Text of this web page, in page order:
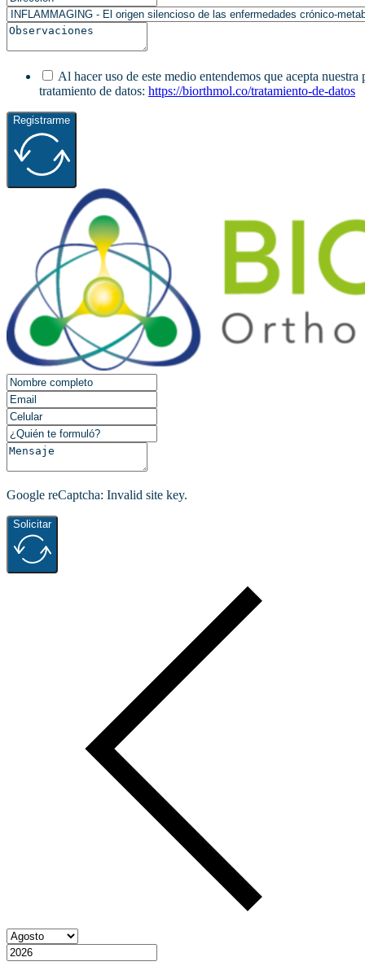
Al hacer uso de este medio entendemos que acepta
tratamiento de datos: https://biorthmol.co/tratamiento-de-datos
Registrarme
Google reCaptcha: Invalid site key.
Solicitar